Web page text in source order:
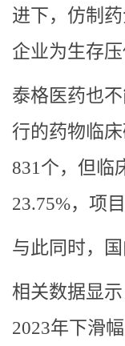
进下，仿制
企业为生存
泰格医药也
行的药物临
831个，但临
23.75%，项
与此同时，
相关数据显
2023年下滑